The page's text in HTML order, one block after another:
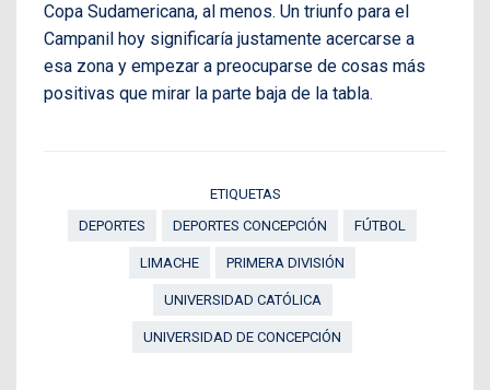
Copa Sudamericana, al menos. Un triunfo para el
Campanil hoy significaría justamente acercarse a
esa zona y empezar a preocuparse de cosas más
positivas que mirar la parte baja de la tabla.
ETIQUETAS
DEPORTES
DEPORTES CONCEPCIÓN FÚTBOL
LIMACHE PRIMERA DIVISIÓN
UNIVERSIDAD CATÓLICA
UNIVERSIDAD DE CONCEPCIÓN